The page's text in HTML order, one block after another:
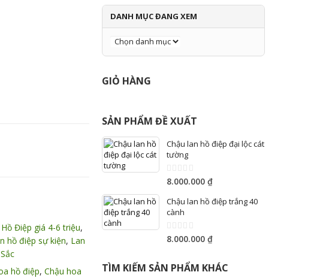
Điệp giá 4-6 triệu,
hồ điệp sự kiện, Lan
hồ điệp, Chậu hoa
DANH MỤC ĐANG XEM
GIỎ HÀNG
SẢN PHẨM ĐỀ XUẤT
Chậu lan hồ điệp đại lộc cát
tường
0
out
5
8.000.000 ₫
Chậu lan hồ điệp trắng 40
cành
0
8.000.000 ₫
TÌM KIẾM SẢN PHẨM KHÁC